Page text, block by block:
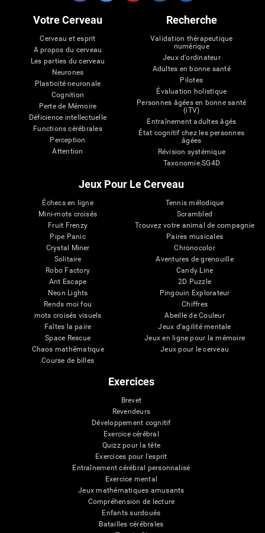
Votre Cerveau
Cerveau et esprit
A propos du cerveau
Les parties du cerveau
Neurones
Plasticité neuronale
Cognition
Perte de Mémoire
Déficience intellectuelle
Functions cérébrales
Perception
Attention
Recherche
Validation thérapeutique
numérique
Jeux d'ordinateur
Adultes en bonne santé
Pilotes
Évaluation holistique
Personnes âgées en bonne santé
(iTV)
Entraînement adultes âgés
État cognitif chez les personnes
âgées
Révision systémique
Taxonomie SG4D
Jeux Pour Le Cerveau
Échecs en ligne
Mini-mots croisés
Fruit Frenzy
Pipe Panic
Crystal Miner
Solitaire
Robo Factory
Ant Escape
Neon Lights
Rends moi fou
mots croisés visuels
Faîtes la paire
Space Rescue
Chaos mathématique
Course de billes
Tennis mélodique
Scrambled
Trouvez votre animal de compagnie
Paires musicales
Chronocolor
Aventures de grenouille
Candy Line
2D Puzzle
Pingouin Explorateur
Chiffres
Abeille de Couleur
Jeux d'agilité mentale
Jeux en ligne pour la mémoire
Jeux pour le cerveau
Exercices
Brevet
Revendeurs
Développement cognitif
Exercice cérébral
Quizz pour la tête
Exercices pour l'esprit
Entraînement cérébral personnalisé
Exercice mental
Jeux mathématiques amusants
Compréhension de lecture
Enfants surdoués
Batailles cérébrales